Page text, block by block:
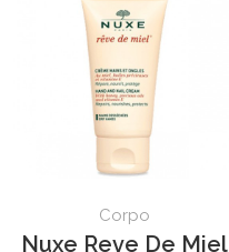
Corpo
Nuxe Reve De Miel